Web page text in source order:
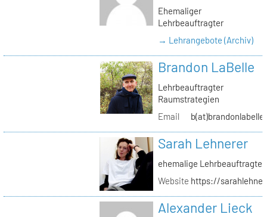
Ehemaliger
Lehrbeauftragter
→ Lehrangebote (Archiv)
Brandon LaBelle
Lehrbeauftragter
Raumstrategien
Email
Sarah Lehnerer
ehemalige Lehrbeauftragte
Website https://
Alexander Lieck